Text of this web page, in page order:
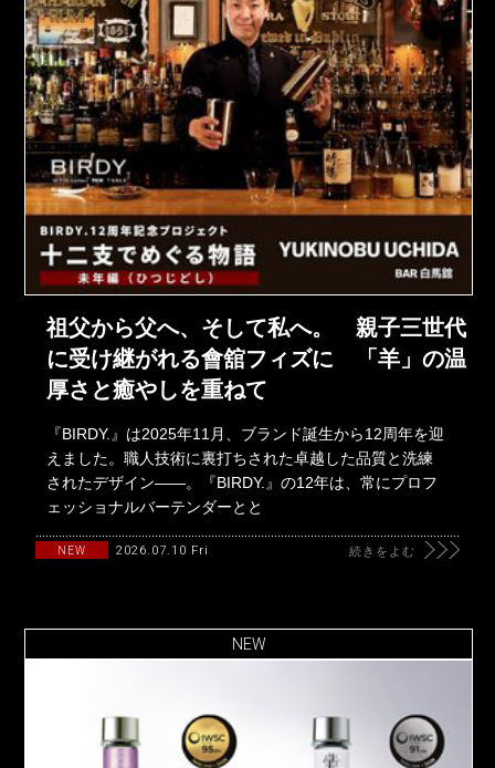
祖父から父へ、そして私へ。 親子三世代
に受け継がれる會舘フィズに 「羊」の温
厚さと癒やしを重ねて
『BIRDY.』は2025年11月、ブランド誕生から12周年を迎
えました。職人技術に裏打ちされた卓越した品質と洗練
されたデザイン――。『BIRDY.』の12年は、常にプロフ
ェッショナルバーテンダーとと
NEW 2026.07.10 Fri 続きをよむ
NEW